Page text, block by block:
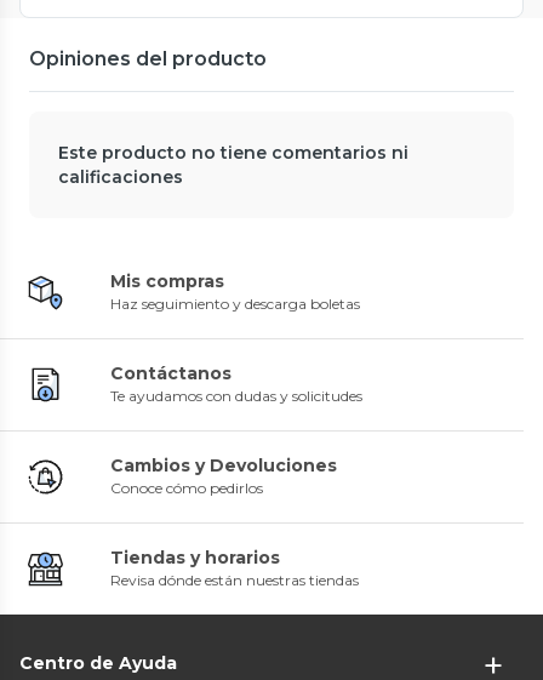
Opiniones del producto
Este producto no tiene comentarios ni
calificaciones
Mis compras
Haz seguimiento y descarga boletas
Contáctanos
Te ayudamos con dudas y solicitudes
Cambios y Devoluciones
Conoce cómo pedirlos
Tiendas y horarios
Revisa dónde están nuestras tiendas
Centro de Ayuda